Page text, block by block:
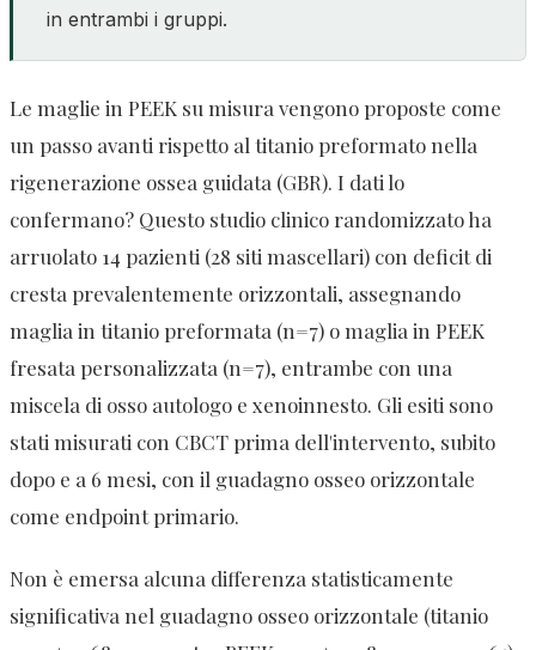
in entrambi i gruppi.
Le maglie in PEEK su misura vengono proposte come
un passo avanti rispetto al titanio preformato nella
rigenerazione ossea guidata (GBR). I dati lo
confermano? Questo studio clinico randomizzato ha
arruolato 14 pazienti (28 siti mascellari) con deficit di
cresta prevalentemente orizzontali, assegnando
maglia in titanio preformata (n=7) o maglia in PEEK
fresata personalizzata (n=7), entrambe con una
miscela di osso autologo e xenoinnesto. Gli esiti sono
stati misurati con CBCT prima dell'intervento, subito
dopo e a 6 mesi, con il guadagno osseo orizzontale
come endpoint primario.
Non è emersa alcuna differenza statisticamente
significativa nel guadagno osseo orizzontale (titanio